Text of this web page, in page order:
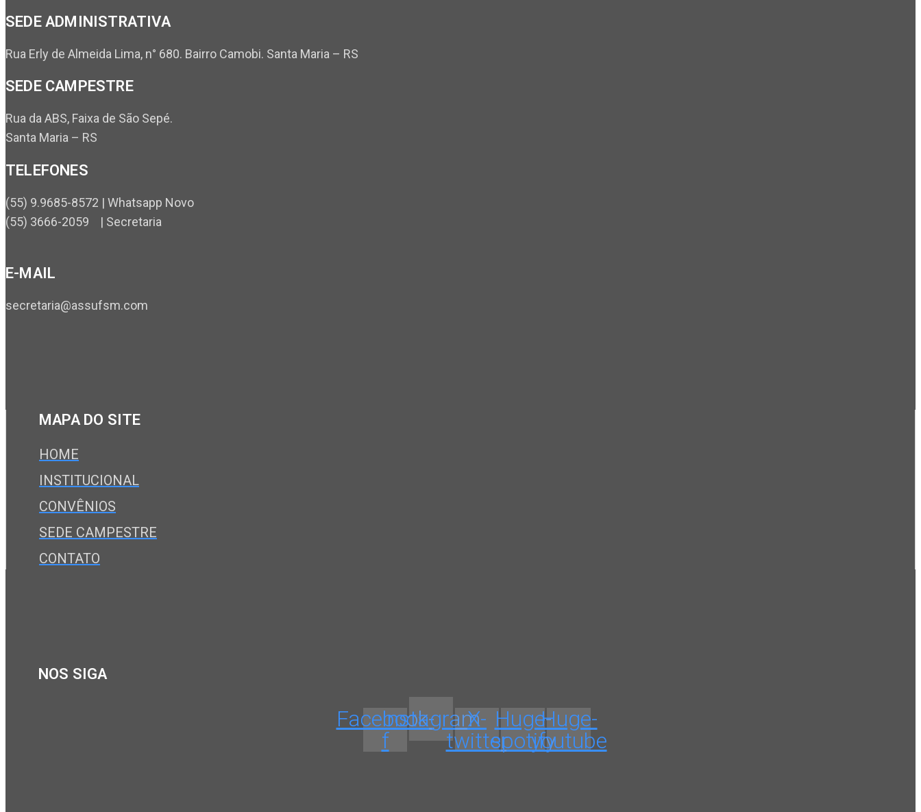
SEDE ADMINISTRATIVA
Rua Erly de Almeida Lima, n° 680. Bairro Camobi. Santa Maria – RS
SEDE CAMPESTRE
Rua da ABS, Faixa de São Sepé.
Santa Maria – RS
TELEFONES
(55) 9.9685-8572 | Whatsapp Novo
(55) 3666-2059 | Secretaria
E-MAIL
secretaria@assufsm.com
MAPA DO SITE
HOME
INSTITUCIONAL
CONVÊNIOS
SEDE CAMPESTRE
CONTATO
NOS SIGA
Facebook-
f
Instagram
X-
twitter
Huge-
spotify
Huge-
youtube